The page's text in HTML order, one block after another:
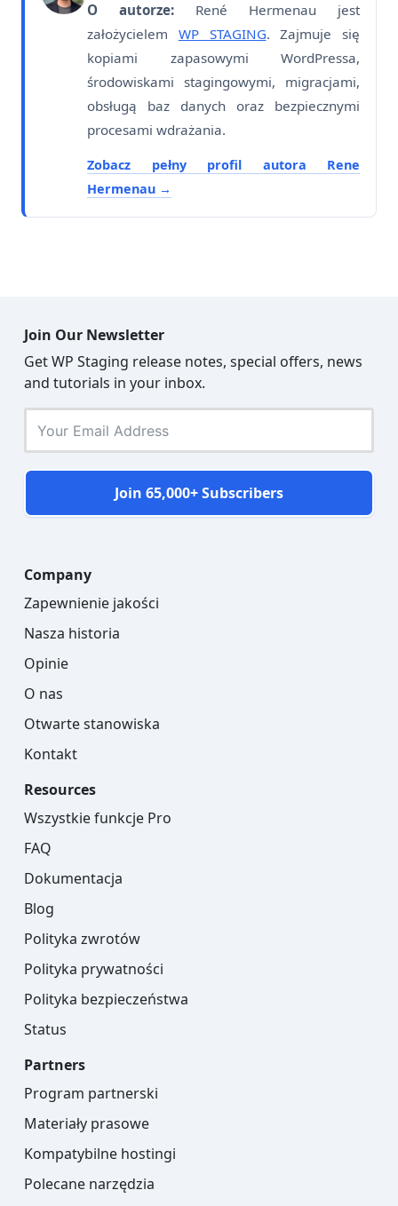
O autorze: René Hermenau jest
założycielem WP STAGING. Zajmuje się
kopiami zapasowymi WordPressa,
środowiskami stagingowymi, migracjami,
obsługą baz danych oraz bezpiecznymi
procesami wdrażania.
Zobacz pełny profil autora Rene
Hermenau
Join Our Newsletter
Get WP Staging release notes, special offers, news
and tutorials in your inbox.
Join 65,000+ Subscribers
Company
Zapewnienie jakości
Nasza historia
Opinie
O nas
Otwarte stanowiska
Kontakt
Resources
Wszystkie funkcje Pro
FAQ
Dokumentacja
Blog
Polityka zwrotów
Polityka prywatności
Polityka bezpieczeństwa
Status
Partners
Program partnerski
Materiały prasowe
Kompatybilne hostingi
Polecane narzędzia